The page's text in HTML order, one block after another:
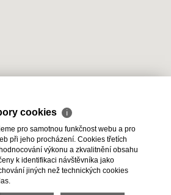
s.r.o., všechna práva vyhrazena |
údajů|Cookies
cookies ℹ
pro samotnou funkčnost webu a pro
při jeho procházení. Cookies třetích
výkonu a zkvalitnění obsahu
k identifikaci návštěvníka jako
jiných než technických cookies